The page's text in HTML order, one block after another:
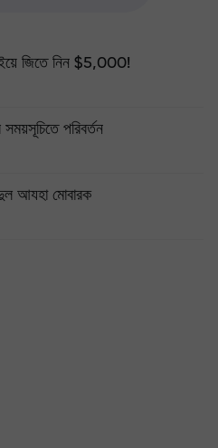
জিতে নিন $5,000!
পরিবর্তন
আযহা মোবারক